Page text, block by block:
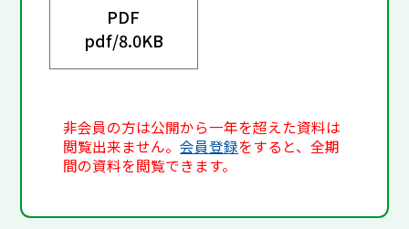
PDF
pdf/8.0KB
非会員の方は公開から一年を超えた資料は
閲覧出来ません。会員登録をすると、全期
間の資料を閲覧できます。